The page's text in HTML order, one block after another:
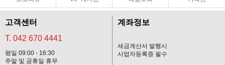
고객센터
T. 042 670 4441
평일 09:00 - 16:30
주말 및 공휴일 휴무
계좌정보
세금계산서 발행시
사업자등록증 필수